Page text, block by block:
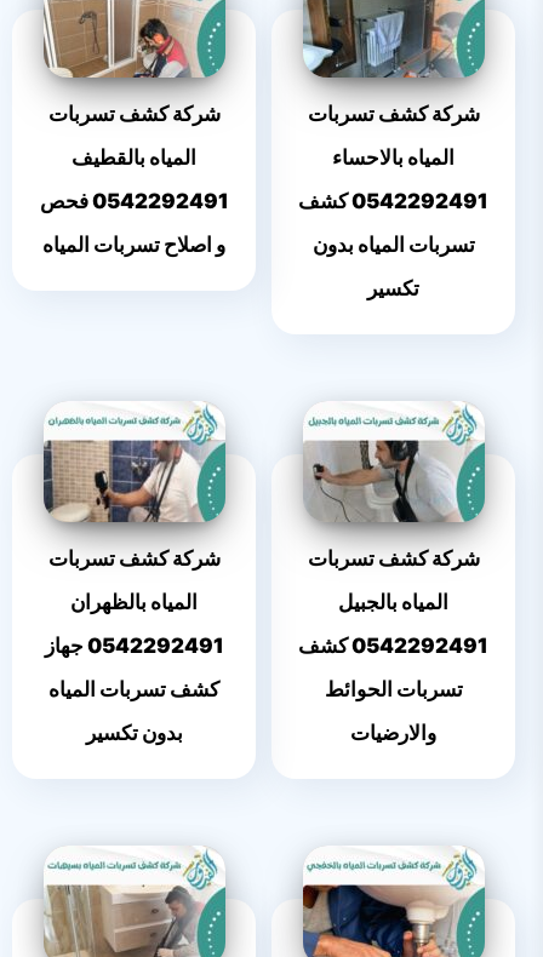
شركة كشف تسربات
المياه بالاحساء
0542292491 كشف
تسربات المياه بدون
تكسير
شركة كشف تسربات
المياه بالقطيف
0542292491 فحص
و اصلاح تسربات المياه
شركة كشف تسربات
المياه بالجبيل
0542292491 كشف
تسربات الحوائط
والارضيات
شركة كشف تسربات
المياه بالظهران
0542292491 جهاز
كشف تسربات المياه
بدون تكسير